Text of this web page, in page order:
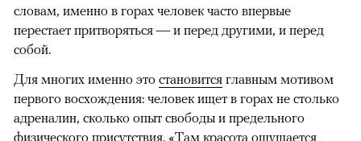
словам, именно в горах человек часто впервые
перестает притворяться — и перед другими, и перед
собой.
Для многих именно это становится главным мотивом
первого восхождения: человек ищет в горах не столько
адреналин, сколько опыт свободы и предельного
физического присутствия. «Там красота ощущается